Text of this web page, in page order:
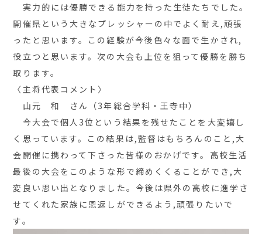
実力的には優勝できる能力を持った生徒たちでした。
開催県という大きなプレッシャーの中でよく耐え,頑張
ったと思います。この経験が今後色々な面で生かされ,
役立つと思います。次の大会も上位を狙って優勝を勝ち
取ります。
〈主将代表コメント〉
山元 和 さん（3年総合学科・王寺中）
今大会で個人3位という結果を残せたことを大変嬉し
く思っています。この結果は,監督はもちろんのこと,大
会開催に携わって下さった皆様のおかげです。高校生活
最後の大会をこのような形で締めくくることができ,大
変良い思い出となりました。今後は県外の高校に進学さ
せてくれた家族に恩返しができるよう,頑張りたいで
す。